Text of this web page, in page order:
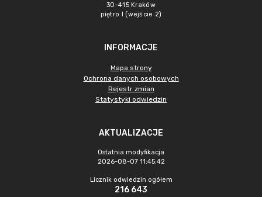
30-415 Kraków
piętro I (wejście 2)
INFORMACJE
Mapa strony
Ochrona danych osobowych
Rejestr zmian
Statystyki odwiedzin
AKTUALIZACJE
Ostatnia modyfikacja
2026-08-07 11:45:42
Licznik odwiedzin ogółem
216 643